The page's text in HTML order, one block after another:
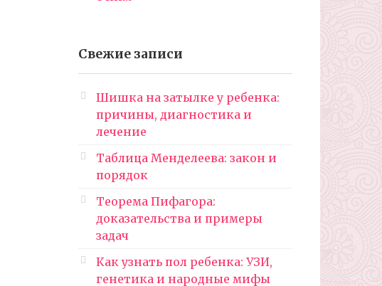
Свежие записи
Шишка на затылке у ребенка:
причины, диагностика и
лечение
Таблица Менделеева: закон и
порядок
Теорема Пифагора:
доказательства и примеры
задач
Как узнать пол ребенка: УЗИ,
генетика и народные мифы